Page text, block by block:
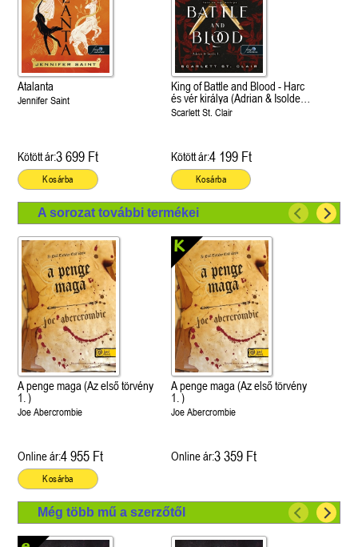
Atalanta
Jennifer Saint
Kötött ár:3 699 Ft
Kosárba
King of Battle and Blood - Harc
és vér királya (Adrian & Isolde
1.)
Scarlett St. Clair
Kötött ár:4 199 Ft
Kosárba
A sorozat további termékei
A penge maga (Az első törvény
1. )
Joe Abercrombie
Online ár:4 955 Ft
Kosárba
A penge maga (Az első törvény
1. )
Joe Abercrombie
Online ár:3 359 Ft
Még több mű a szerzőtől